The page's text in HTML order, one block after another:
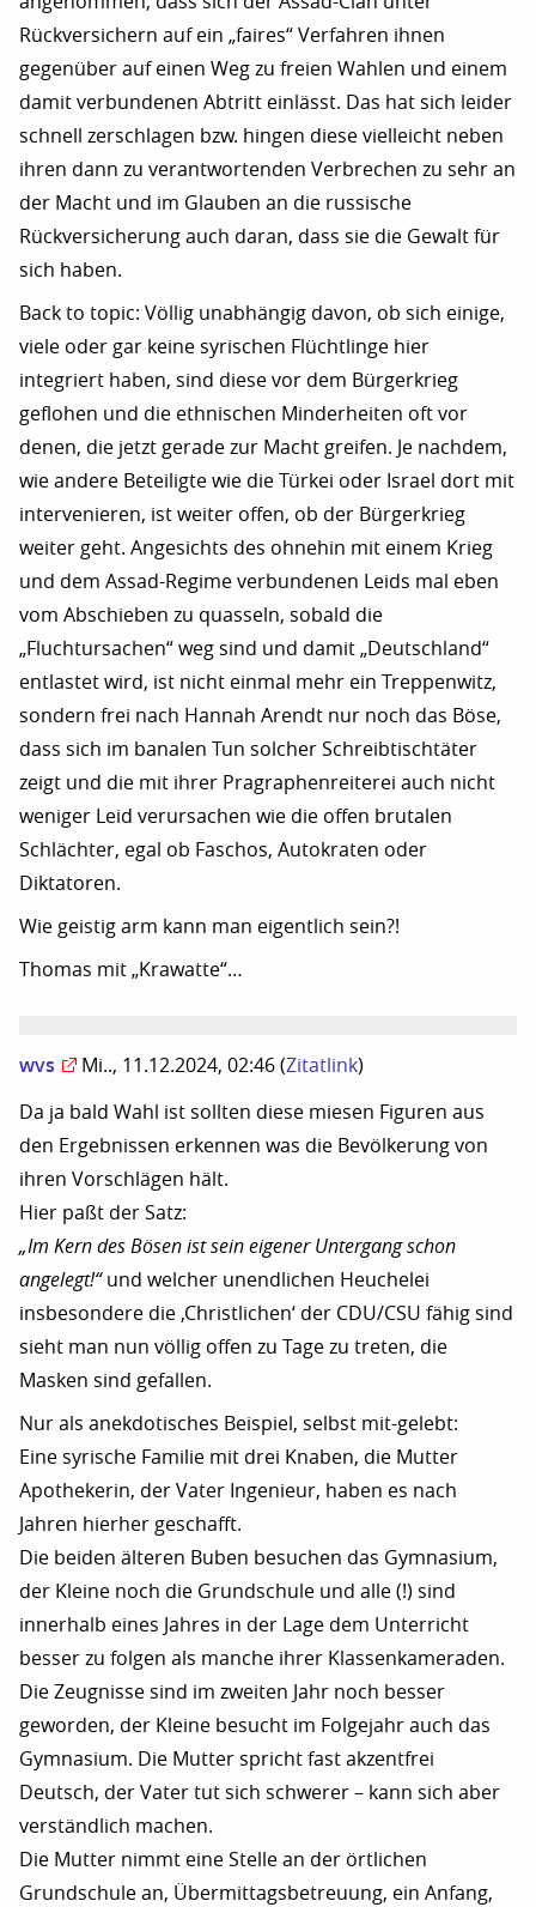
Rückversichern auf ein „faires“ Verfahren ihnen
gegenüber auf einen Weg zu freien Wahlen und einem
damit verbundenen Abtritt einlässt. Das hat sich leider
schnell zerschlagen bzw. hingen diese vielleicht neben
ihren dann zu verantwortenden Verbrechen zu sehr an
der Macht und im Glauben an die russische
Rückversicherung auch daran, dass sie die Gewalt für
sich haben.
Back to topic: Völlig unabhängig davon, ob sich einige,
viele oder gar keine syrischen Flüchtlinge hier
integriert haben, sind diese vor dem Bürgerkrieg
geflohen und die ethnischen Minderheiten oft vor
denen, die jetzt gerade zur Macht greifen. Je nachdem,
wie andere Beteiligte wie die Türkei oder Israel dort mit
intervenieren, ist weiter offen, ob der Bürgerkrieg
weiter geht. Angesichts des ohnehin mit einem Krieg
und dem Assad-Regime verbundenen Leids mal eben
vom Abschieben zu quasseln, sobald die
„Fluchtursachen“ weg sind und damit „Deutschland“
entlastet wird, ist nicht einmal mehr ein Treppenwitz,
sondern frei nach Hannah Arendt nur noch das Böse,
dass sich im banalen Tun solcher Schreibtischtäter
zeigt und die mit ihrer Pragraphenreiterei auch nicht
weniger Leid verursachen wie die offen brutalen
Schlächter, egal ob Faschos, Autokraten oder
Diktatoren.
Wie geistig arm kann man eigentlich sein?!
Thomas mit „Krawatte“…
wvs Mi.., 11.12.2024, 02:46 (Zitatlink)
Da ja bald Wahl ist sollten diese miesen Figuren aus
den Ergebnissen erkennen was die Bevölkerung von
ihren Vorschlägen hält.
Hier paßt der Satz:
„Im Kern des Bösen ist sein eigener Untergang schon
angelegt!“ und welcher unendlichen Heuchelei
insbesondere die ‚Christlichen‘ der CDU/CSU fähig sind
sieht man nun völlig offen zu Tage zu treten, die
Masken sind gefallen.
Nur als anekdotisches Beispiel, selbst mit-gelebt:
Eine syrische Familie mit drei Knaben, die Mutter
Apothekerin, der Vater Ingenieur, haben es nach
Jahren hierher geschafft.
Die beiden älteren Buben besuchen das Gymnasium,
der Kleine noch die Grundschule und alle (!) sind
innerhalb eines Jahres in der Lage dem Unterricht
besser zu folgen als manche ihrer Klassenkameraden.
Die Zeugnisse sind im zweiten Jahr noch besser
geworden, der Kleine besucht im Folgejahr auch das
Gymnasium. Die Mutter spricht fast akzentfrei
Deutsch, der Vater tut sich schwerer – kann sich aber
verständlich machen.
Die Mutter nimmt eine Stelle an der örtlichen
Grundschule an, Übermittagsbetreuung, ein Anfang,